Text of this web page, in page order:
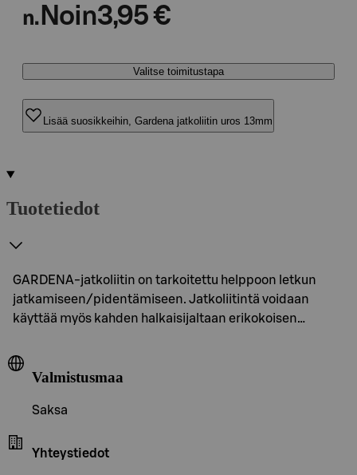
n. Noin3,95 €
Valitse toimitustapa
Lisää suosikkeihin, Gardena jatkoliitin uros 13mm
Tuotetiedot
GARDENA-jatkoliitin on tarkoitettu helppoon letkun
jatkamiseen/pidentämiseen. Jatkoliitintä voidaan
käyttää myös kahden halkaisijaltaan erikokoisen…
Valmistusmaa
Saksa
Yhteystiedot